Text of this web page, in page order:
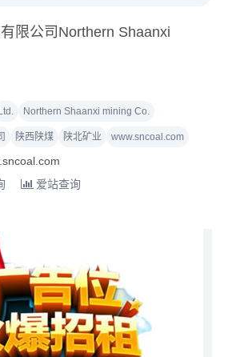
限公司Northern Shaanxi
Ltd. Northern Shaanxi mining Co.
陕西陕煤 陕北矿业 www.sncoal.com
爱站查询